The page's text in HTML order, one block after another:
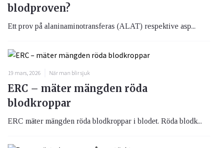
blodproven?
Ett prov på alaninaminotransferas (ALAT) respektive asp...
19 mars, 2026 När man blir sjuk
ERC – mäter mängden röda
blodkroppar
ERC mäter mängden röda blodkroppar i blodet. Röda blodk...